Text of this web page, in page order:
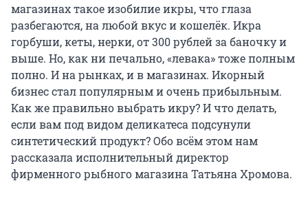
магазинах такое изобилие икры, что глаза
разбегаются, на любой вкус и кошелёк. Икра
горбуши, кеты, нерки, от 300 рублей за баночку и
выше. Но, как ни печально, «левака» тоже полным
полно. И на рынках, и в магазинах. Икорный
бизнес стал популярным и очень прибыльным.
Как же правильно выбрать икру? И что делать,
если вам под видом деликатеса подсунули
синтетический продукт? Обо всём этом нам
рассказала исполнительный директор
фирменного рыбного магазина Татьяна Хромова.